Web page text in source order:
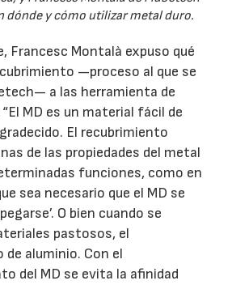
dónde y cómo utilizar metal duro.
Francesc Montalà expuso qué
—proceso al que se
a las herramienta de
MD es un material fácil de
El recubrimiento
de las propiedades del metal
funciones, como en
sea necesario que el MD se
O bien cuando se
pastosos, el
de aluminio. Con el
del MD se evita la afinidad